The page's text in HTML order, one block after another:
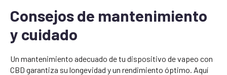
Consejos de mantenimiento
y cuidado
Un mantenimiento adecuado de tu dispositivo de vapeo con
CBD garantiza su longevidad y un rendimiento óptimo. Aquí